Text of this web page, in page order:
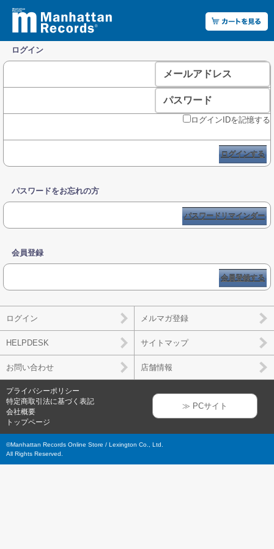
ログイン
メールアドレス
パスワード
ログインIDを記憶する
ログインする
パスワードをお忘れの方
パスワードリマインダー
会員登録
会員登録する
ログイン メルマガ登録
HELPDESK サイトマップ
お問い合わせ 店舗情報
プライバシーポリシー
特定商取引法に基づく表記
会社概要
トップページ
≫ PCサイト
©Manhattan Records Online Store / Lexington Co., Ltd.
All Rights Reserved.